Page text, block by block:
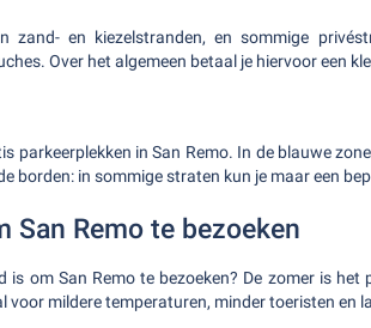
zand- en kiezelstranden, en sommige
Over het algemeen betaal je hiervoor een
parkeerplekken in San Remo. In de blauwe
borden: in sommige straten kun je maar een
San Remo te bezoeken
is om San Remo te bezoeken? De zomer is
voor mildere temperaturen, minder toeristen en